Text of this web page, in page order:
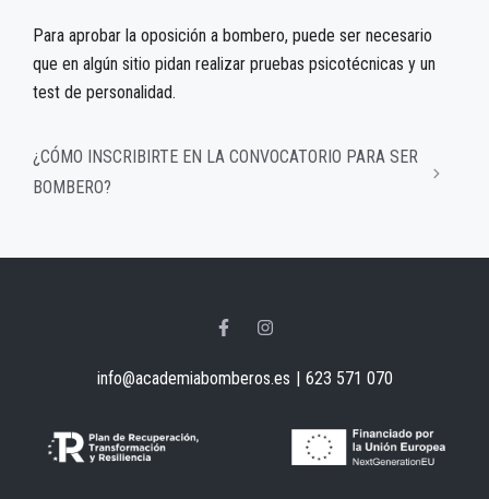
Para aprobar la oposición a bombero, puede ser necesario
que en algún sitio pidan realizar pruebas psicotécnicas y un
test de personalidad.
¿CÓMO INSCRIBIRTE EN LA CONVOCATORIO PARA SER
BOMBERO?
info@academiabomberos.es | 623 571 070